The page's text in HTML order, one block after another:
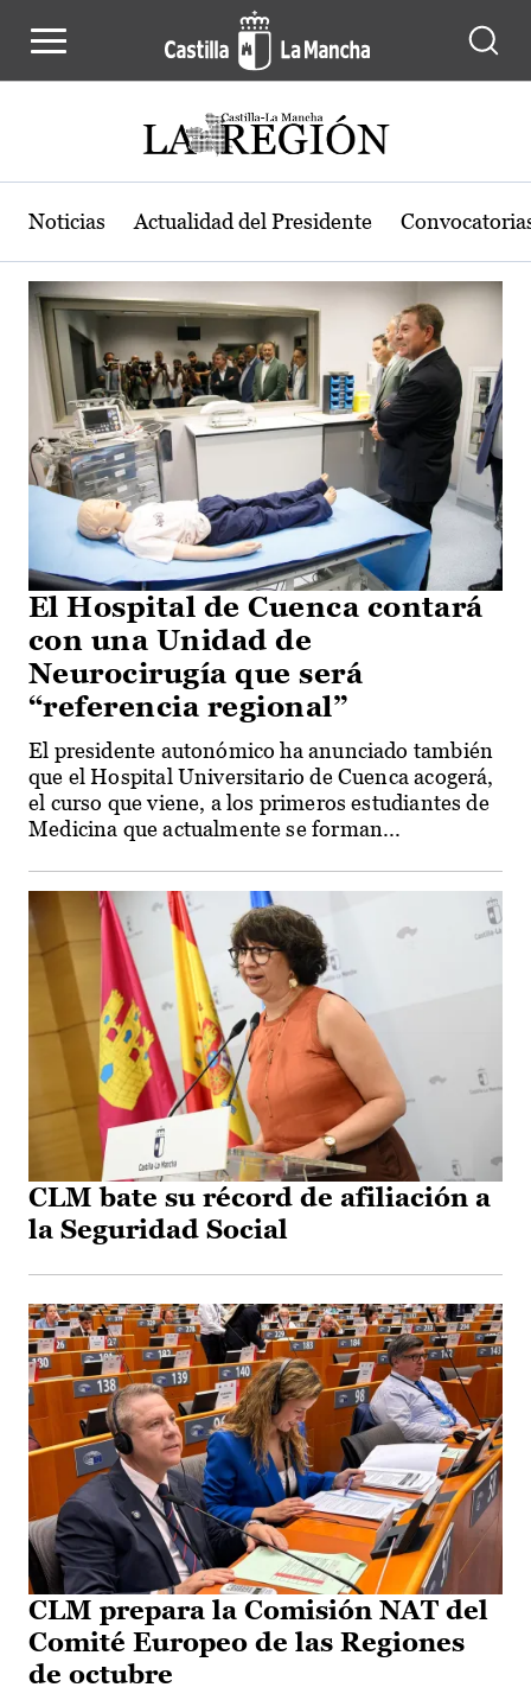
Actualidad de la región de Castilla-
Noticias Actualidad del Presidente
El Hospital de Cuenca contará
con una Unidad de
Neurocirugía que será
“referencia regional”
El presidente autonómico ha anunciado también
que el Hospital Universitario de Cuenca acogerá,
el curso que viene, a los primeros estudiantes de
Medicina que actualmente se forman...
CLM bate su récord de afiliación a
la Seguridad Social
CLM prepara la Comisión NAT del
Comité Europeo de las Regiones
de octubre